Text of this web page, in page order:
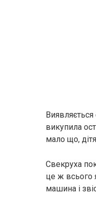
Виявляється
викупила
мало що,
Свекруха
це ж всього
машина і